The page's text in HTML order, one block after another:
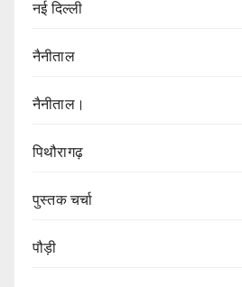
नई दिल्ली
नैनीताल
नैनीताल।
पिथौरागढ़
पुस्तक चर्चा
पौड़ी